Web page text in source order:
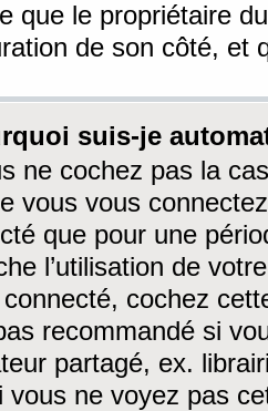
que le propriétaire
de son côté, et
suis-je
ne cochez pas la
vous vous
que pour une
l’utilisation de
cochez
recommandé si
partagé, ex.
vous ne voyez pas